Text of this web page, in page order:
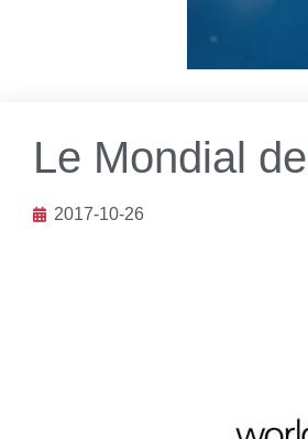
Le Mondial
2017-10-26